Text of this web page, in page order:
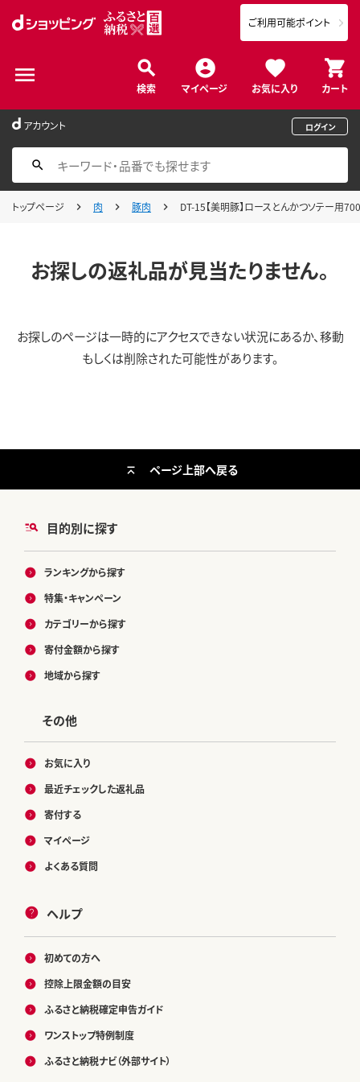
検索 マイページ お気に入り カート
ご利用可能ポイント
アカウント ログイン
トップページ 肉 豚肉 DT-15【美明豚】ロースとんかつソテー用
お探しの返礼品が見当たりません。
お探しのページは一時的にアクセスできない状況にあるか、移動
もしくは削除された可能性があります。
目的別に探す
ランキングから探す
特集・キャンペーン
カテゴリーから探す
寄付金額から探す
地域から探す
その他
お気に入り
最近チェックした返礼品
寄付する
マイページ
よくある質問
ヘルプ
初めての方へ
控除上限金額の目安
ふるさと納税確定申告ガイド
ワンストップ特例制度
ふるさと納税ナビ（外部サイト）
ページ上部へ戻る